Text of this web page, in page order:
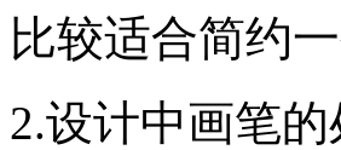
比较适合简约
2.设计中画笔